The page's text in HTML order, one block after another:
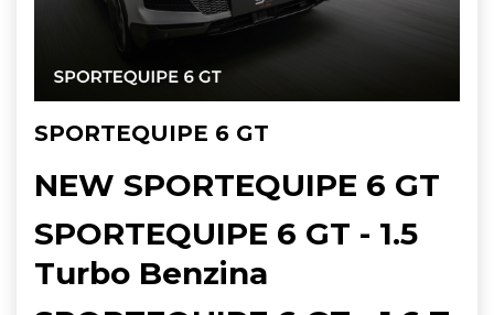
SPORTEQUIPE 6 GT
NEW SPORTEQUIPE 6 GT
SPORTEQUIPE 6 GT - 1.5
Turbo Benzina